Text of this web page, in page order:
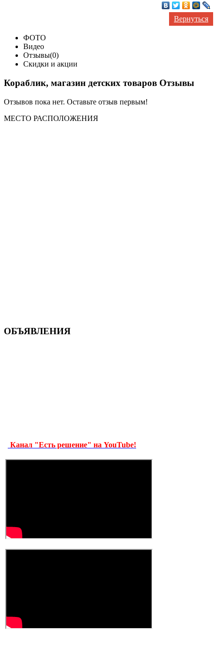
Вернуться
ФОТО
Видео
Отзывы(0)
Скидки и акции
Кораблик, магазин детских товаров Отзывы
Отзывов пока нет. Оставьте отзыв первым!
МЕСТО РАСПОЛОЖЕНИЯ
ОБЪЯВЛЕНИЯ
Канал "Есть решение" на YouTube!